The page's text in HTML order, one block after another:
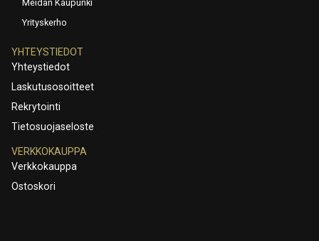
Meidän Kaupunki
Yrityskerho
YHTEYSTIEDOT
Yhteystiedot
Laskutusosoitteet
Rekrytointi
Tietosuojaseloste
VERKKOKAUPPA
Verkkokauppa
Ostoskori